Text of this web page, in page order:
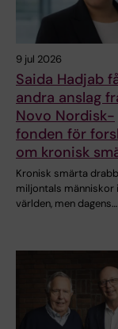
9 jul 2026
Saida Hadjab
andra anslag
Novo Nordisk-
fonden för
om kronisk
Kronisk smärta
miljontals människor
världen, men dagens…